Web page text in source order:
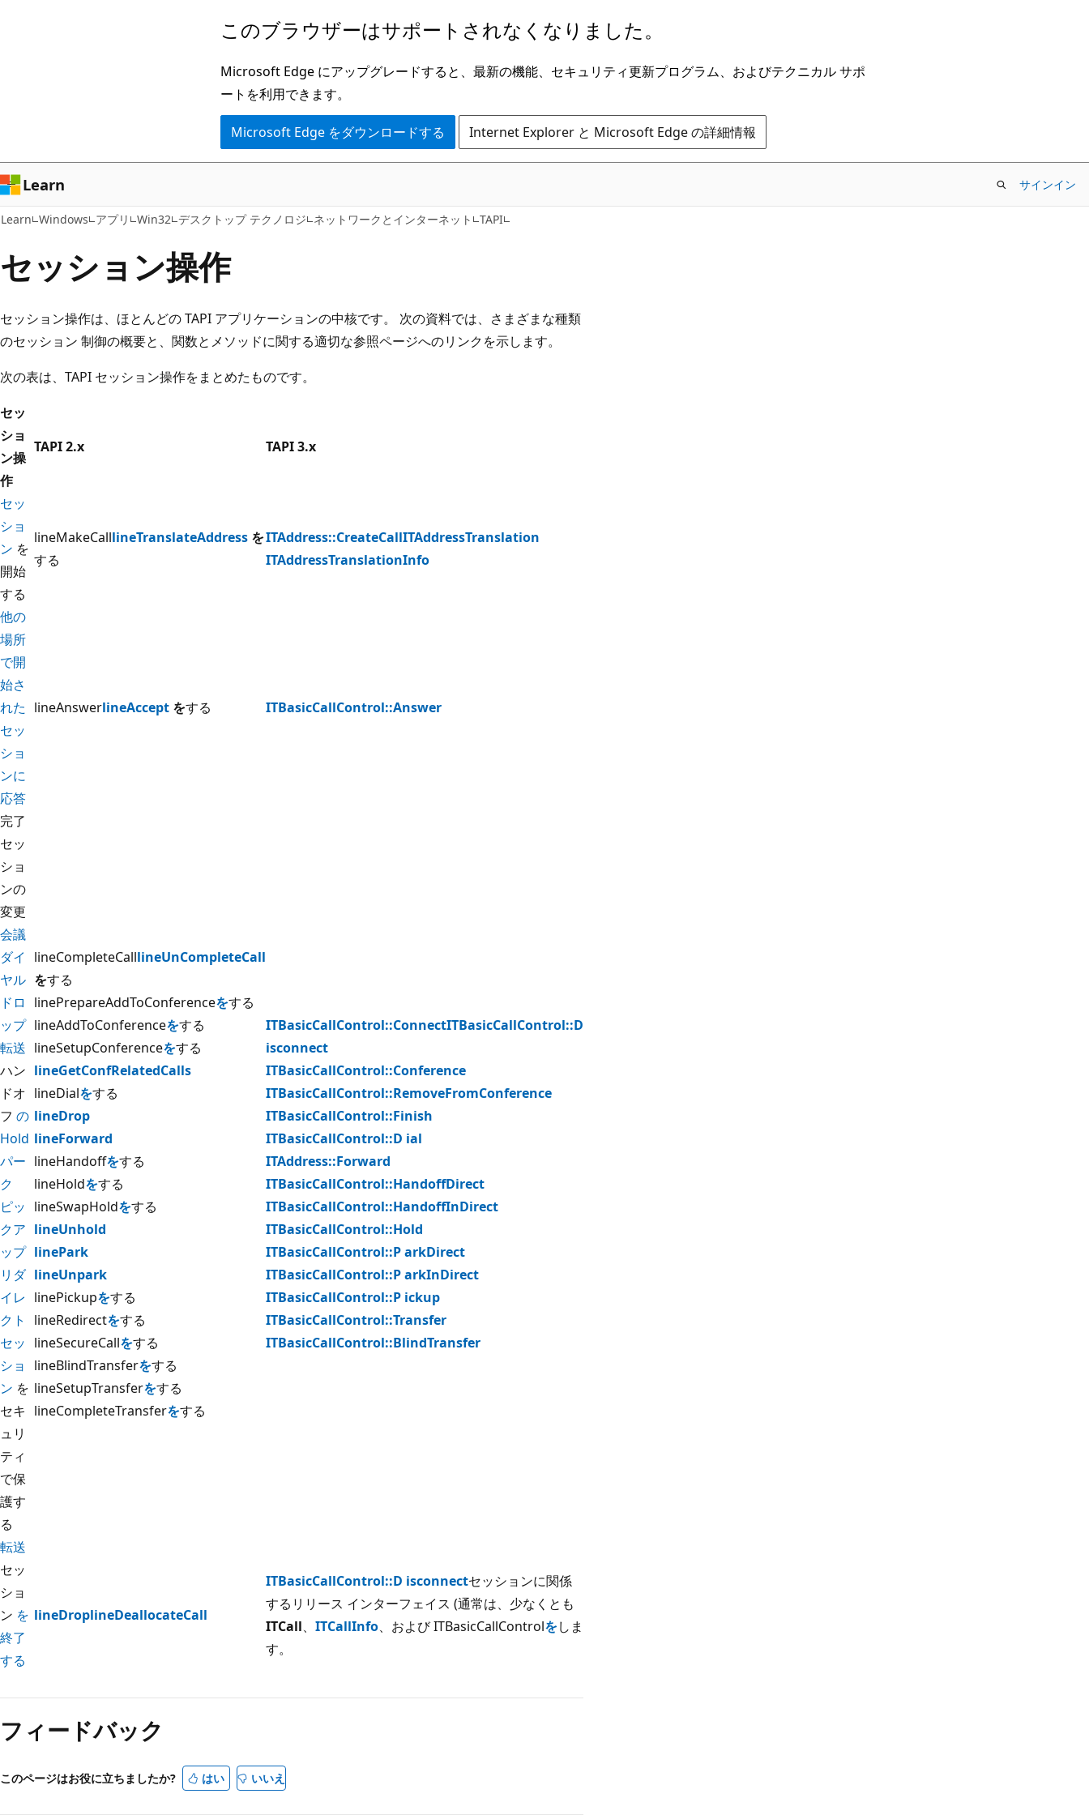
ン
ツ
に
ス
ッ
このブラウザーはサポートされなくなりました。
Microsoft Edge にアップグレードすると、最新の機能、セキュリティ更新プログラム、およびテクニカル サポ
ートを利用できます。
Microsoft Edge をダウンロードする Internet Explorer と Microsoft Edge の詳細情報
Learn サインイン
Learn Windows アプリ Win32 デスクトップ テクノロジ ネットワークとインターネット TAPI
セッション操作
セッション操作は、ほとんどの TAPI アプリケーションの中核です。 次の資料では、さまざまな種類
のセッション 制御の概要と、関数とメソッドに関する適切な参照ページへのリンクを示します。
次の表は、TAPI セッション操作をまとめたものです。
セッ
ショ
ン操
作
TAPI 2.x TAPI 3.x
セッ
ショ
ン を
開始
する
lineMakeCalllineTranslateAddress を
する
ITAddress::CreateCallITAddressTranslation
ITAddressTranslationInfo
他の
場所
で開
始さ
れた
セッ
ショ
ンに
応答
lineAnswerlineAccept をする ITBasicCallControl::Answer
完了
セッ
ショ
ンの
変更
会議
ダイ
ヤル
ドロ
ップ
転送
ハン
ドオ
フ の
Hold
パー
ク
ピッ
クア
ップ
リダ
イレ
クト
セッ
ショ
ン を
セキ
ュリ
ティ
で保
護す
る
転送
lineCompleteCalllineUnCompleteCall
をする
linePrepareAddToConferenceをする
lineAddToConferenceをする
lineSetupConferenceをする
lineGetConfRelatedCalls
lineDialをする
lineDrop
lineForward
lineHandoffをする
lineHoldをする
lineSwapHoldをする
lineUnhold
linePark
lineUnpark
linePickupをする
lineRedirectをする
lineSecureCallをする
lineBlindTransferをする
lineSetupTransferをする
lineCompleteTransferをする
ITBasicCallControl::ConnectITBasicCallControl::D
isconnect
ITBasicCallControl::Conference
ITBasicCallControl::RemoveFromConference
ITBasicCallControl::Finish
ITBasicCallControl::D ial
ITAddress::Forward
ITBasicCallControl::HandoffDirect
ITBasicCallControl::HandoffInDirect
ITBasicCallControl::Hold
ITBasicCallControl::P arkDirect
ITBasicCallControl::P arkInDirect
ITBasicCallControl::P ickup
ITBasicCallControl::Transfer
ITBasicCallControl::BlindTransfer
セッ
ショ
ン を
終了
する
lineDroplineDeallocateCall
ITBasicCallControl::D isconnectセッションに関係
するリリース インターフェイス (通常は、少なくとも
ITCall、 ITCallInfo、および ITBasicCallControlをしま
す。
み
取
モ
フィードバック
このページはお役に立ちましたか? はい いいえ